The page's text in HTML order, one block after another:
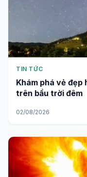
TIN TỨC
Khám phá vẻ đẹp
trên bầu trời đêm
02/08/2026